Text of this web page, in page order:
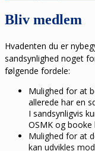
Bliv medlem
Hvadenten du er
sandsynlighed noget
følgende fordele:
Mulighed for at
allerede har en
I sandsynligvis
OSMK og booke
Mulighed for at
kan udvikles